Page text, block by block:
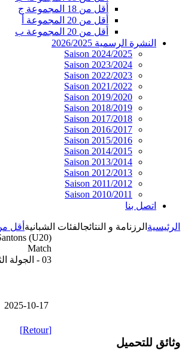
أقل من 18 المجموعة ج
أقل من 20 المجموعة أ
أقل من 20 المجموعة ب
النشرة الرسمية 2026/2025
Saison 2024/2025
Saison 2023/2024
Saison 2022/2023
Saison 2021/2022
Saison 2019/2020
Saison 2018/2019
Saison 2017/2018
Saison 2016/2017
Saison 2015/2016
Saison 2014/2015
Saison 2013/2014
Saison 2012/2013
Saison 2011/2012
Saison 2010/2011
اتصل بنا
الرئيسية الرزنامة و النتائجالفئات الشبانية أقل من 20
(U20)
Match
03 - الجولة الثالثة
2025-10-17
[Retour]
وثائق للتحميل